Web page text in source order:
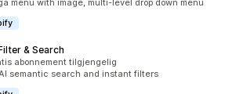
menu with image, multi-level drop down menu
& Search
abonnement tilgjengelig
semantic search and instant filters